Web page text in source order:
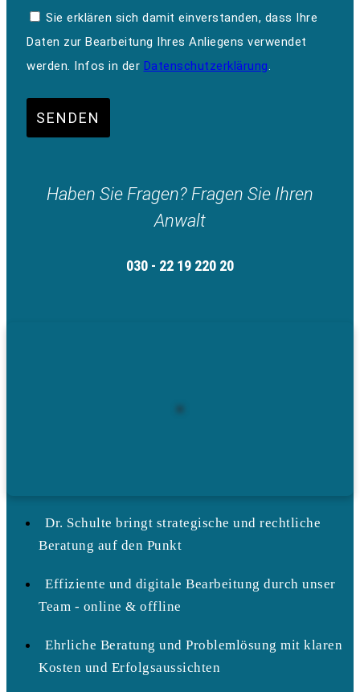
Sie erklären sich damit einverstanden, dass Ihre
Daten zur Bearbeitung Ihres Anliegens verwendet
werden. Infos in der Datenschutzerklärung.
SENDEN
Haben Sie Fragen? Fragen Sie Ihren
Anwalt
030 - 22 19 220 20
Dr. Schulte bringt strategische und rechtliche
Beratung auf den Punkt
Effiziente und digitale Bearbeitung durch unser
Team - online & offline
Ehrliche Beratung und Problemlösung mit klaren
Kosten und Erfolgsaussichten